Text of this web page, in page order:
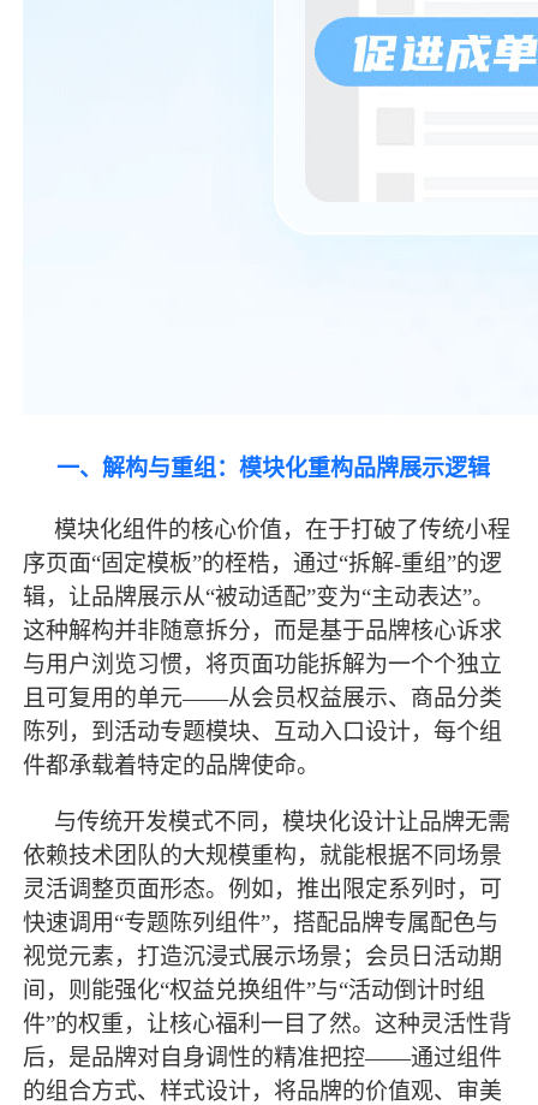
一、解构与重组：模块化重构品牌展示逻辑
模块化组件的核心价值，在于打破了传统小程
序页面“固定模板”的桎梏，通过“拆解-重组”的逻
辑，让品牌展示从“被动适配”变为“主动表达”。
这种解构并非随意拆分，而是基于品牌核心诉求
与用户浏览习惯，将页面功能拆解为一个个独立
且可复用的单元——从会员权益展示、商品分类
陈列，到活动专题模块、互动入口设计，每个组
件都承载着特定的品牌使命。
与传统开发模式不同，模块化设计让品牌无需
依赖技术团队的大规模重构，就能根据不同场景
灵活调整页面形态。例如，推出限定系列时，可
快速调用“专题陈列组件”，搭配品牌专属配色与
视觉元素，打造沉浸式展示场景；会员日活动期
间，则能强化“权益兑换组件”与“活动倒计时组
件”的权重，让核心福利一目了然。这种灵活性背
后，是品牌对自身调性的精准把控——通过组件
的组合方式、样式设计，将品牌的价值观、审美